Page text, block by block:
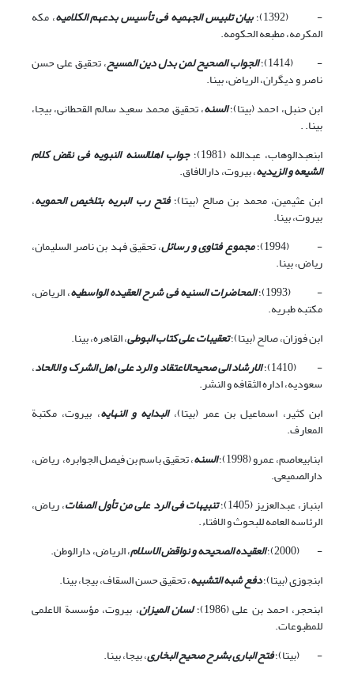
- (1392)؛
بیان تلبیس الجهمیه فی تأسیس بدعهم الکلامیه، مکه
المکرمه، مطبعه الحکومه.
- (1414)؛
الجواب الصحیح لمن بدل دین المسیح، تحقیق علی حسن
ناصر و دیگران، الریاض، بی‏نا.
ابن حنبل، احمد (بی‏تا)؛السنه، تحقیق محمد سعید سالم القحطانی، بی‏جا،
بی‏نا. .
ابن‏عبدالوهاب، عبدالله (1981)؛
جواب اهل‏السنه النبویه فی نقض کلام
الشیعه و الزیدیه، بیروت، دارالافاق.
ابن عثیمین، محمد بن صالح (بی‏تا)؛فتح رب البریه بتلخیص الحمویه،
بیروت، بی‏نا.
- (1994)؛
مجموع فتاوى و رسائل، تحقیق فهد بن ناصر السلیمان،
ریاض، بی‏نا.
- (1993)؛
المحاضرات السنیه فی شرح العقیده الواسطیه، الریاض،
مکتبه طبریه.
ابن فوزان، صالح (بی‏تا)؛تعقیبات علی کتاب البوطی، القاهره، بی‏نا.
- (1410)؛
الارشاد الی صحیح‏الاعتقاد و الرد علی اهل الشرک و الالحاد،
سعودیه، اداره الثقافه و النشر.
ابن کثیر، اسماعیل بن عمر (بی‏تا)،البدایه و النهایه، بیروت، مکتبة
المعارف.
ابن‏ابی‏عاصم، عمرو (1998)؛
السنه، تحقیق باسم بن فیصل الجوابره، ریاض،
دارالصمیعی.
ابن‏باز، عبدالعزیز (1405)؛
تنبیهات فی الرد على من تأول الصفات، ریاض،
الرئاسه العامه للبحوث و الافتاء.
- (2000)؛
العقیده الصحیحه و نواقض الاسلام، الریاض، دارالوطن.
ابن‏جوزی (بی‏تا)؛دفع شبه التشبیه، تحقیق حسن السقاف، بی‏جا، بی‏نا.
ابن‏حجر، احمد بن علی (1986)؛
لسان المیزان، بیروت، مؤسسة الاعلمی
للمطبوعات.
- (بی‏تا)؛فتح الباری بشرح صحیح البخاری، بی‏جا، بی‏نا.